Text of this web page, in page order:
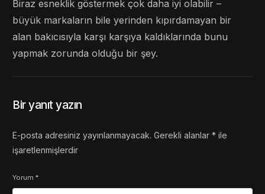
Biraz esneklik göstermek çok daha iyi olabilir –
büyük markaların bile yerinden kıpırdamayan bir
alan bakıcısıyla karşı karşıya kaldıklarında bunu
yapmak zorunda olduğu bir şey.
Bir yanıt yazın
E-posta adresiniz yayınlanmayacak. Gerekli alanlar* ile
işaretlenmişlerdir
Yorum*